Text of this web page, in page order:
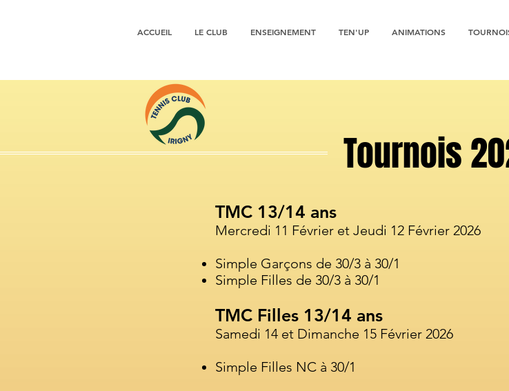
ACCUEIL LE CLUB ENSEIGNEMENT TEN'UP ANIMATIONS
Tournois
TMC 13/14 ans
Mercredi 11 Février et Jeudi 12 Février 2026
Simple Garçons de 30/3 à 30/1
Simple Filles de 30/3 à 30/1
TMC Filles 13/14 ans
Samedi 14 et Dimanche 15 Février 2026
Simple Filles NC à 30/1